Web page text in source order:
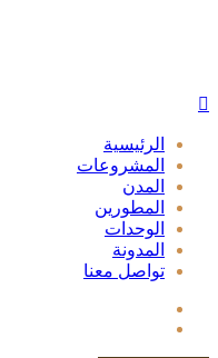
الرئيسية
المشروعات
المدن
المطورين
الوحدات
المدونة
تواصل معنا